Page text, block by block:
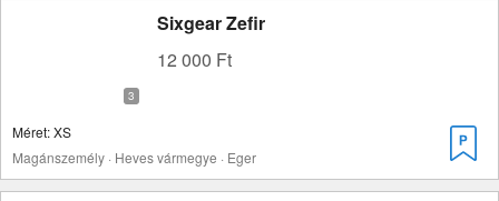
Sixgear Zefir
12 000 Ft
Méret: XS
Magánszemély · Heves vármegye · Eger